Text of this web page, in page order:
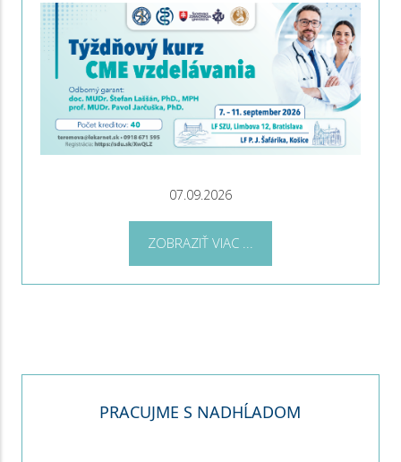
07.09.2026
ZOBRAZIŤ VIAC ...
PRACUJME S NADHĹADOM